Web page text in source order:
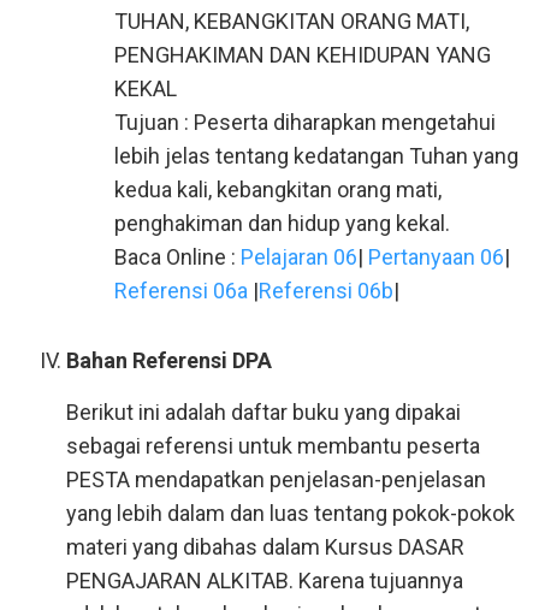
TUHAN, KEBANGKITAN ORANG MATI,
PENGHAKIMAN DAN KEHIDUPAN YANG
KEKAL
Tujuan : Peserta diharapkan mengetahui
lebih jelas tentang kedatangan Tuhan yang
kedua kali, kebangkitan orang mati,
penghakiman dan hidup yang kekal.
Baca Online : Pelajaran 06| Pertanyaan 06|
Referensi 06a |Referensi 06b|
Bahan Referensi DPA
Berikut ini adalah daftar buku yang dipakai
sebagai referensi untuk membantu peserta
PESTA mendapatkan penjelasan-penjelasan
yang lebih dalam dan luas tentang pokok-pokok
materi yang dibahas dalam Kursus DASAR
PENGAJARAN ALKITAB. Karena tujuannya